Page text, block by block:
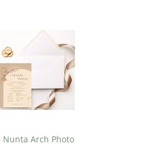
Arch Photo